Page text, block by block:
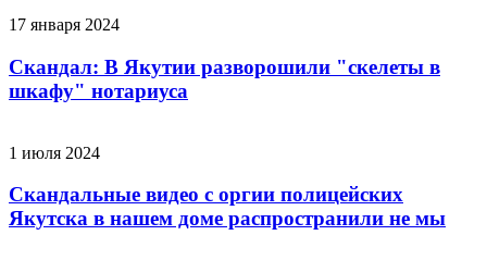
17 января 2024
Скандал: В Якутии разворошили "скелеты в
шкафу" нотариуса
1 июля 2024
Скандальные видео с оргии полицейских
Якутска в нашем доме распространили не мы